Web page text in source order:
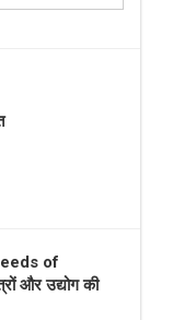
of
और उद्योग की